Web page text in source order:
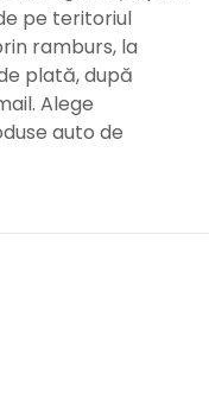
pe teritoriul
ramburs, la
plată, după
Alege
auto de